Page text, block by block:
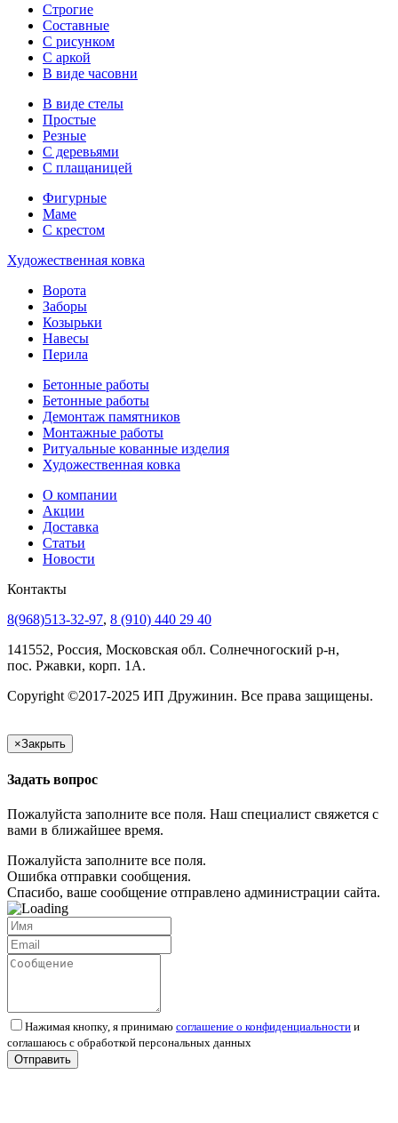
Строгие
Составные
С рисунком
С аркой
В виде часовни
В виде стелы
Простые
Резные
С деревьями
С плащаницей
Фигурные
Маме
С крестом
Художественная ковка
Ворота
Заборы
Козырьки
Навесы
Перила
Бетонные работы
Бетонные работы
Демонтаж памятников
Монтажные работы
Ритуальные кованные изделия
Художественная ковка
О компании
Акции
Доставка
Статьи
Новости
Контакты
8(968)513-32-97, 8 (910) 440 29 40
141552, Россия, Московская обл. Солнечногоский р-н,
пос. Ржавки, корп. 1А.
Copyright ©2017-2025 ИП Дружинин. Все права защищены.
×Закрыть
Задать вопрос
Пожалуйста заполните все поля. Наш специалист свяжется с
вами в ближайшее время.
Пожалуйста заполните все поля.
Ошибка отправки сообщения.
Спасибо, ваше сообщение отправлено администрации сайта.
Нажимая кнопку, я принимаю соглашение о конфиденциальности и
соглашаюсь с обработкой персональных данных
Отправить